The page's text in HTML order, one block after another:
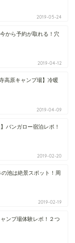
2019-05-24
今から予約が取れる！穴
2019-04-12
高原キャンプ場】冷暖
2019-04-09
バンガロー宿泊レポ！
2019-02-20
の池は絶景スポット！周
2019-02-19
ンプ場体験レポ！２つ